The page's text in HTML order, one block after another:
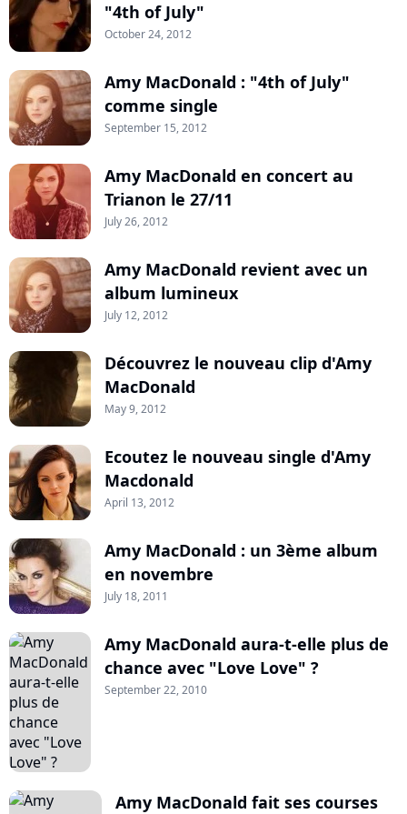
"4th of July"
October 24, 2012
Amy MacDonald : "4th of July"
comme single
September 15, 2012
Amy MacDonald en concert au
Trianon le 27/11
July 26, 2012
Amy MacDonald revient avec un
album lumineux
July 12, 2012
Découvrez le nouveau clip d'Amy
MacDonald
May 9, 2012
Ecoutez le nouveau single d'Amy
Macdonald
April 13, 2012
Amy MacDonald : un 3ème album
en novembre
July 18, 2011
Amy MacDonald aura-t-elle plus de
chance avec "Love Love" ?
September 22, 2010
Amy MacDonald fait ses courses